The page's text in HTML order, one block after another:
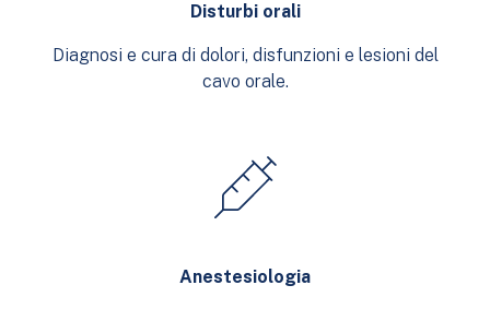
Disturbi orali
Diagnosi e cura di dolori, disfunzioni e lesioni del
cavo orale.
Anestesiologia